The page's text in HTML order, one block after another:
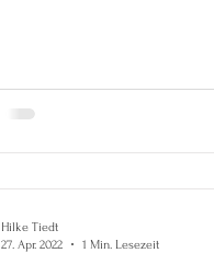
Hilke Tiedt
27. Apr. 2022
1 Min. Lesezeit